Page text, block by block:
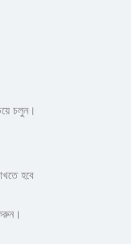
চলুন।
হবে